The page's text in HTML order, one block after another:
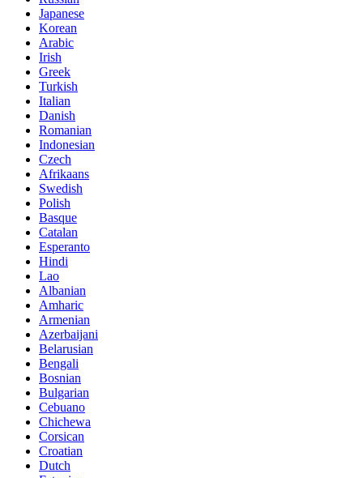
Japanese
Korean
Arabic
Irish
Greek
Turkish
Italian
Danish
Romanian
Indonesian
Czech
Afrikaans
Swedish
Polish
Basque
Catalan
Esperanto
Hindi
Lao
Albanian
Amharic
Armenian
Azerbaijani
Belarusian
Bengali
Bosnian
Bulgarian
Cebuano
Chichewa
Corsican
Croatian
Dutch